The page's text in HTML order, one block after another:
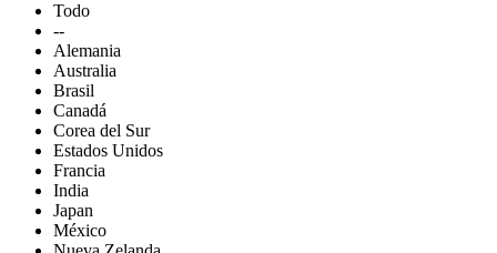
Todo
--
Alemania
Australia
Brasil
Canadá
Corea del Sur
Estados Unidos
Francia
India
Japan
México